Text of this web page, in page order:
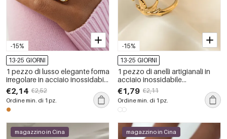
-15%
13-25 GIORNI
1 pezzo di lusso elegante forma
irregolare in acciaio inossidabile
impermeabile color oro anelli
dichiarazione
€2,14 €2,52
Ordine min. di 1 pz.
-15%
13-25 GIORNI
1 pezzo di anelli artigianali in
acciaio inossidabile
impermeabile color oro a forma
di uccello
€1,79 €2,11
Ordine min. di 1 pz.
magazzino in Cina magazzino in Cina